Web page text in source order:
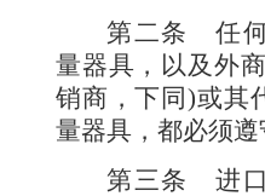
第二条任
量器具，以及外商
销商，下同)或其
量器具，都必须遵
第三条进